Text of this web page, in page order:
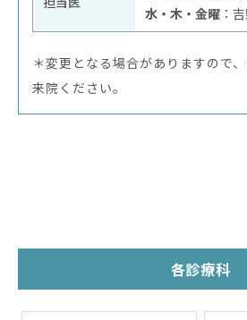
水・木・金曜：
＊変更となる場合がありますので
来院ください。
各診療科